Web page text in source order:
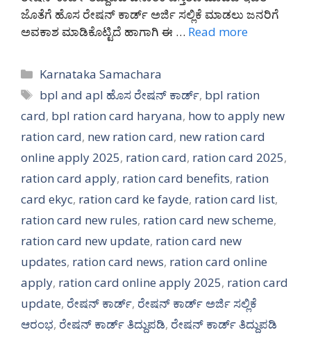
ಜೊತೆಗೆ ಹೊಸ ರೇಷನ್ ಕಾರ್ಡ್ ಅರ್ಜಿ ಸಲ್ಲಿಕೆ ಮಾಡಲು ಜನರಿಗೆ
ಅವಕಾಶ ಮಾಡಿಕೊಟ್ಟಿದೆ ಹಾಗಾಗಿ ಈ … Read more
Categories
Karnataka Samachara
Tags
bpl and apl ಹೊಸ ರೇಷನ್ ಕಾರ್ಡ್, bpl ration
card, bpl ration card haryana, how to apply new
ration card, new ration card, new ration card
online apply 2025, ration card, ration card 2025,
ration card apply, ration card benefits, ration
card ekyc, ration card ke fayde, ration card list,
ration card new rules, ration card new scheme,
ration card new update, ration card new
updates, ration card news, ration card online
apply, ration card online apply 2025, ration card
update, ರೇಷನ್ ಕಾರ್ಡ್, ರೇಷನ್ ಕಾರ್ಡ್ ಅರ್ಜಿ ಸಲ್ಲಿಕೆ
ಆರಂಭ, ರೇಷನ್ ಕಾರ್ಡ್ ತಿದ್ದುಪಡಿ, ರೇಷನ್ ಕಾರ್ಡ್ ತಿದ್ದುಪಡಿ